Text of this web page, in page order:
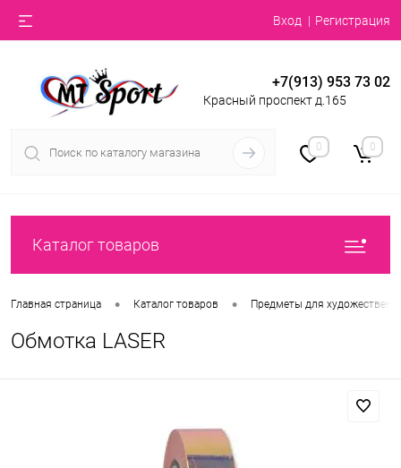
Вход Регистрация
+7(913) 953 73 02
Красный проспект д.165
0 0
Каталог товаров
Главная страница • Каталог товаров • Предметы для
Обмотка LASER